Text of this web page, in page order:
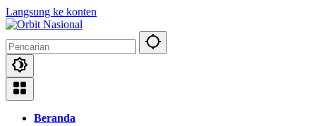
Langsung ke konten
Beranda